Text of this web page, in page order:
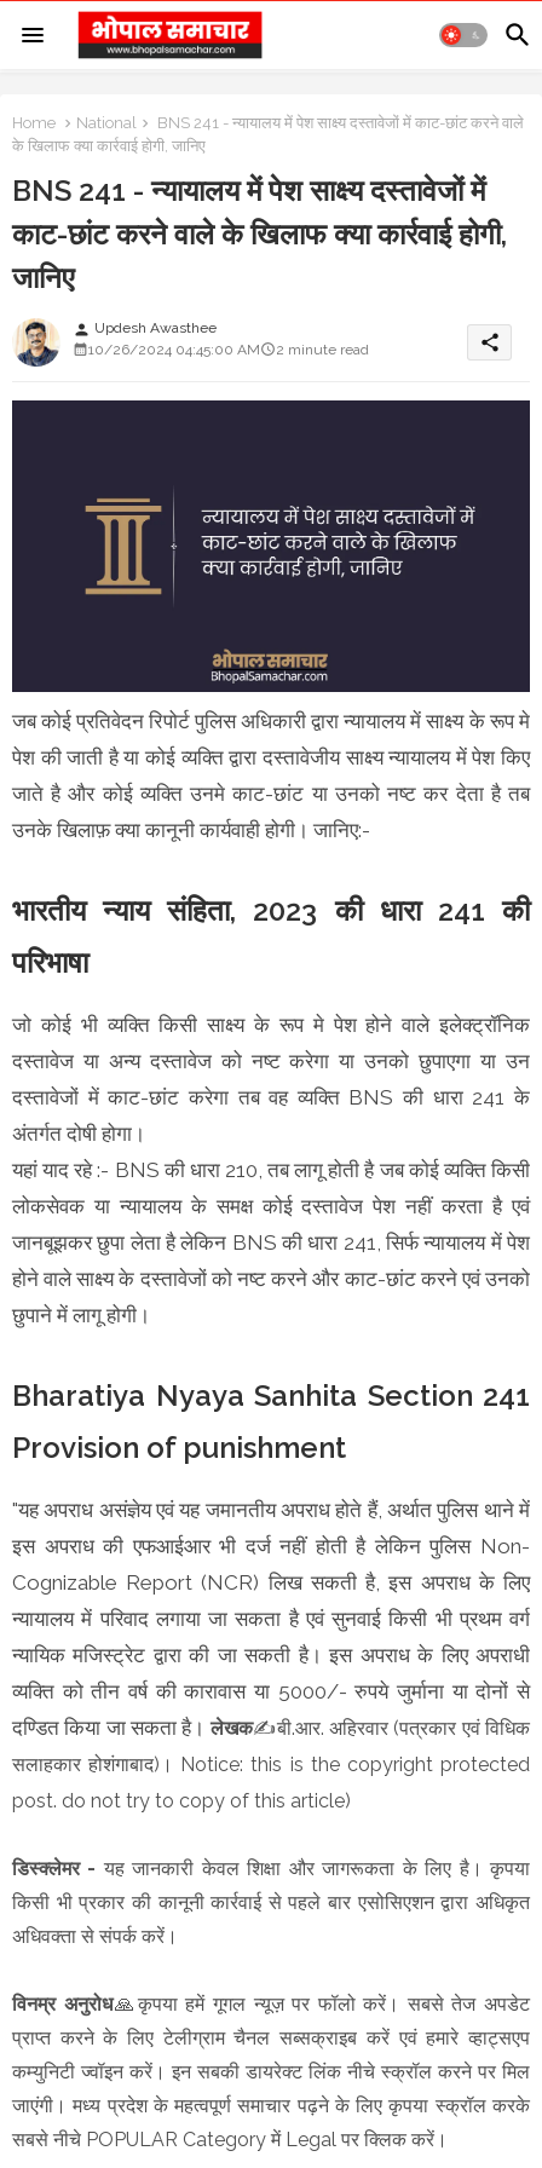
Home National
BNS 241 - न्यायालय में पेश साक्ष्य दस्तावेजों में काट-छांट करने वाले
के खिलाफ क्या कार्रवाई होगी, जानिए
BNS 241 - न्यायालय में पेश साक्ष्य दस्तावेजों में
काट-छांट करने वाले के खिलाफ क्या कार्रवाई होगी,
जानिए
person Updesh Awasthee
10/26/2024 04:45:00 AM
2 minute read share
जब कोई प्रतिवेदन रिपोर्ट पुलिस अधिकारी द्वारा न्यायालय में साक्ष्य के रूप मे
पेश की जाती है या कोई व्यक्ति द्वारा दस्तावेजीय साक्ष्य न्यायालय में पेश किए
जाते है और कोई व्यक्ति उनमे काट-छांट या उनको नष्ट कर देता है तब
उनके खिलाफ़ क्या कानूनी कार्यवाही होगी। जानिए:-
भारतीय न्याय संहिता, 2023 की धारा 241 की
परिभाषा
जो कोई भी व्यक्ति किसी साक्ष्य के रूप मे पेश होने वाले इलेक्ट्रॉनिक
दस्तावेज या अन्य दस्तावेज को नष्ट करेगा या उनको छुपाएगा या उन
दस्तावेजों में काट-छांट करेगा तब वह व्यक्ति BNS की धारा 241 के
अंतर्गत दोषी होगा।
यहां याद रहे :- BNS की धारा 210, तब लागू होती है जब कोई व्यक्ति किसी
लोकसेवक या न्यायालय के समक्ष कोई दस्तावेज पेश नहीं करता है एवं
जानबूझकर छुपा लेता है लेकिन BNS की धारा 241, सिर्फ न्यायालय में पेश
होने वाले साक्ष्य के दस्तावेजों को नष्ट करने और काट-छांट करने एवं उनको
छुपाने में लागू होगी।
Bharatiya Nyaya Sanhita Section 241
Provision of punishment
"यह अपराध असंज्ञेय एवं यह जमानतीय अपराध होते हैं, अर्थात पुलिस थाने में
इस अपराध की एफआईआर भी दर्ज नहीं होती है लेकिन पुलिस Non-
Cognizable Report (NCR) लिख सकती है, इस अपराध के लिए
न्यायालय में परिवाद लगाया जा सकता है एवं सुनवाई किसी भी प्रथम वर्ग
न्यायिक मजिस्ट्रेट द्वारा की जा सकती है। इस अपराध के लिए अपराधी
व्यक्ति को तीन वर्ष की कारावास या 5000/- रुपये जुर्माना या दोनों से
दण्डित किया जा सकता है।लेखक✍️बी.आर. अहिरवार (पत्रकार एवं विधिक
सलाहकार होशंगाबाद)। Notice: this is the copyright protected
post. do not try to copy of this article)
डिस्क्लेमर - यह जानकारी केवल शिक्षा और जागरूकता के लिए है। कृपया
किसी भी प्रकार की कानूनी कार्रवाई से पहले बार एसोसिएशन द्वारा अधिकृत
अधिवक्ता से संपर्क करें।
विनम्र अनुरोध🙏कृपया हमें गूगल न्यूज़ पर फॉलो करें। सबसे तेज अपडेट
प्राप्त करने के लिए टेलीग्राम चैनल सब्सक्राइब करें एवं हमारे व्हाट्सएप
कम्युनिटी ज्वॉइन करें। इन सबकी डायरेक्ट लिंक नीचे स्क्रॉल करने पर मिल
जाएंगी। मध्य प्रदेश के महत्वपूर्ण समाचार पढ़ने के लिए कृपया स्क्रॉल करके
सबसे नीचे POPULAR Category में Legal पर क्लिक करें।